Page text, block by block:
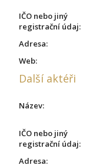
IČO nebo jiný
registrační údaj:
Adresa:
Web:
Další aktéři
Název:
IČO nebo jiný
registrační údaj:
Adresa: